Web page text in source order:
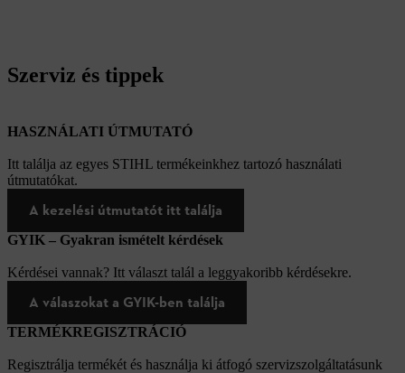
Szerviz és tippek
HASZNÁLATI ÚTMUTATÓ
Itt találja az egyes STIHL termékeinkhez tartozó használati
útmutatókat.
A kezelési útmutatót itt találja
GYIK – Gyakran ismételt kérdések
Kérdései vannak? Itt választ talál a leggyakoribb kérdésekre.
A válaszokat a GYIK-ben találja
TERMÉKREGISZTRÁCIÓ
Regisztrálja termékét és használja ki átfogó szervizszolgáltatásunk